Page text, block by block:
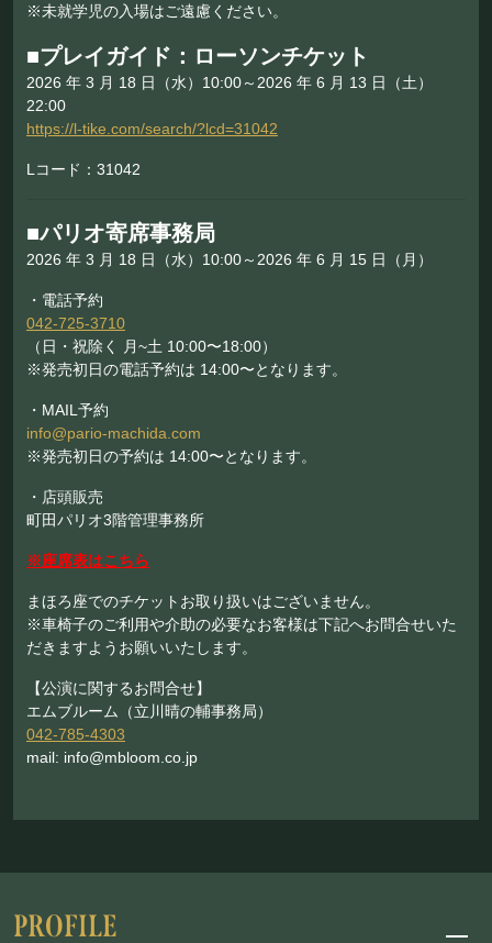
※未就学児の入場はご遠慮ください。
■プレイガイド：ローソンチケット
2026 年 3 月 18 日（水）10:00～2026 年 6 月 13 日（土）
22:00
https://l-tike.com/search/?lcd=31042
Lコード：31042
■パリオ寄席事務局
2026 年 3 月 18 日（水）10:00～2026 年 6 月 15 日（月）
・電話予約
042-725-3710
（日・祝除く 月~土 10:00〜18:00）
※発売初日の電話予約は 14:00〜となります。
・MAIL予約
info@pario-machida.com
※発売初日の予約は 14:00〜となります。
・店頭販売
町田パリオ3階管理事務所
※座席表はこちら
まほろ座でのチケットお取り扱いはございません。
※車椅子のご利用や介助の必要なお客様は下記へお問合せいた
だきますようお願いいたします。
【公演に関するお問合せ】
エムブルーム（立川晴の輔事務局）
042-785-4303
mail: info@mbloom.co.jp